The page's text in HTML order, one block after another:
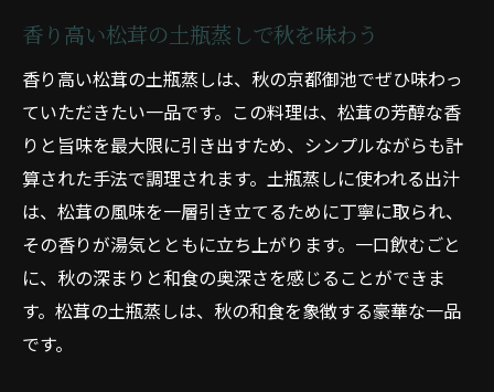
香り高い松茸の土瓶蒸しで秋を味わう
香り高い松茸の土瓶蒸しは、秋の京都御池でぜひ味わっ
ていただきたい一品です。この料理は、松茸の芳醇な香
りと旨味を最大限に引き出すため、シンプルながらも計
算された手法で調理されます。土瓶蒸しに使われる出汁
は、松茸の風味を一層引き立てるために丁寧に取られ、
その香りが湯気とともに立ち上がります。一口飲むごと
に、秋の深まりと和食の奥深さを感じることができま
す。松茸の土瓶蒸しは、秋の和食を象徴する豪華な一品
です。